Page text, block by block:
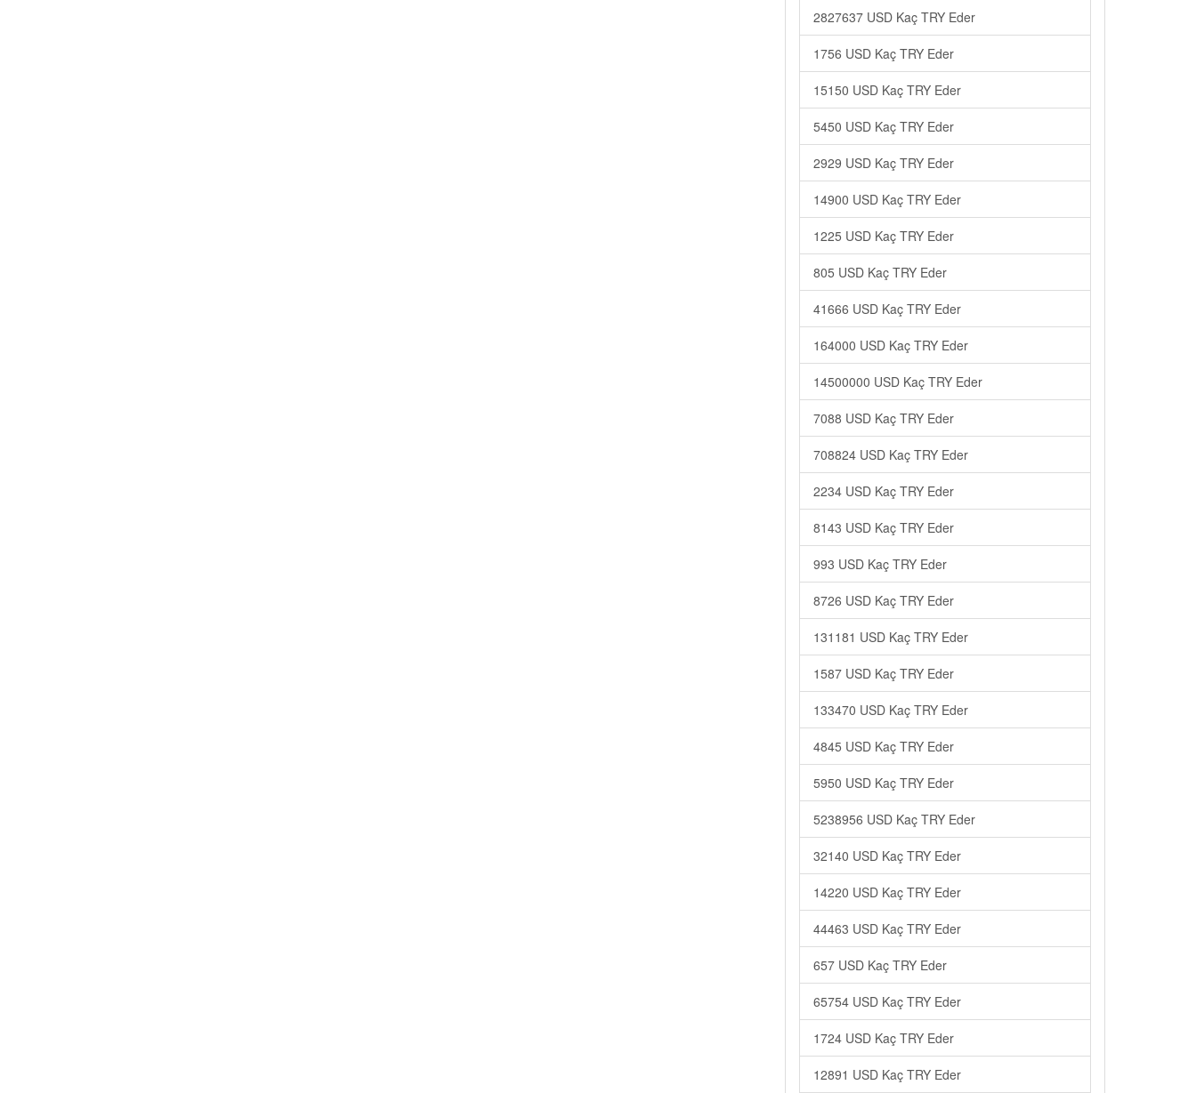
2827637 USD Kaç TRY Eder
1756 USD Kaç TRY Eder
15150 USD Kaç TRY Eder
5450 USD Kaç TRY Eder
2929 USD Kaç TRY Eder
14900 USD Kaç TRY Eder
1225 USD Kaç TRY Eder
805 USD Kaç TRY Eder
41666 USD Kaç TRY Eder
164000 USD Kaç TRY Eder
14500000 USD Kaç TRY Eder
7088 USD Kaç TRY Eder
708824 USD Kaç TRY Eder
2234 USD Kaç TRY Eder
8143 USD Kaç TRY Eder
993 USD Kaç TRY Eder
8726 USD Kaç TRY Eder
131181 USD Kaç TRY Eder
1587 USD Kaç TRY Eder
133470 USD Kaç TRY Eder
4845 USD Kaç TRY Eder
5950 USD Kaç TRY Eder
5238956 USD Kaç TRY Eder
32140 USD Kaç TRY Eder
14220 USD Kaç TRY Eder
44463 USD Kaç TRY Eder
657 USD Kaç TRY Eder
65754 USD Kaç TRY Eder
1724 USD Kaç TRY Eder
12891 USD Kaç TRY Eder